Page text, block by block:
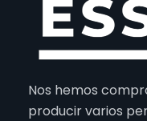
Nos hemos
producir varios